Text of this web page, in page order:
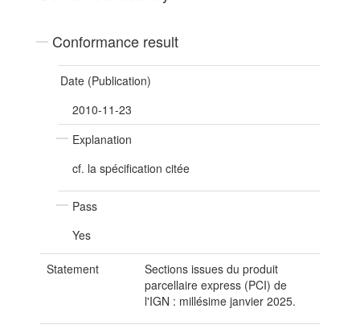
Conformance result
Date (Publication)
2010-11-23
Explanation
cf. la spécification citée
Pass
Yes
Statement
Sections issues du produit
parcellaire express (PCI) de
l'IGN : millésime janvier 2025.